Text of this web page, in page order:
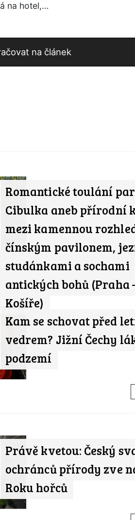
na hotel,…
na článek
Romantické toulání
Cibulka aneb přírodní
mezi kamennou
čínským pavilonem,
studánkami a sochami
antických bohů (Praha
Košíře)
Kam se schovat před
vedrem? Jižní Čechy
podzemí
Právě kvetou: Český
ochránců přírody zve
Roku hořců